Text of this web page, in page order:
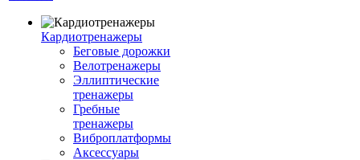
Кардиотренажеры
Беговые дорожки
Велотренажеры
Эллиптические
тренажеры
Гребные
тренажеры
Виброплатформы
Аксессуары